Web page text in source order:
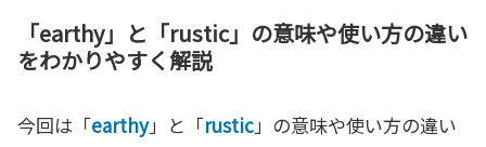
「earthy」と「rustic」の意味や使い方の違い
をわかりやすく解説
今回は「earthy」と「rustic」の意味や使い方の違い